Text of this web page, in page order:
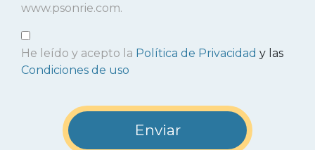
www.psonrie.com.
He leído y acepto la Política de Privacidad y las
Condiciones de uso